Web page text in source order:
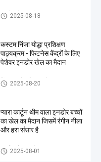
इनडोर खेल का मैदान उपकरण
2025-08-18
कस्टम निंजा योद्धा प्रशिक्षण
पाठ्यक्रम - फिटनेस केंद्रों के लिए
पेशेवर इनडोर खेल का मैदान
निंजा इनडोर खेल का मैदान
2025-08-20
प्यारा कार्टून थीम वाला इनडोर बच्चों
का खेल का मैदान जिसमें रंगीन नीला
और हरा संसार है
इनडोर खेल का मैदान उपकरण
2025-08-01